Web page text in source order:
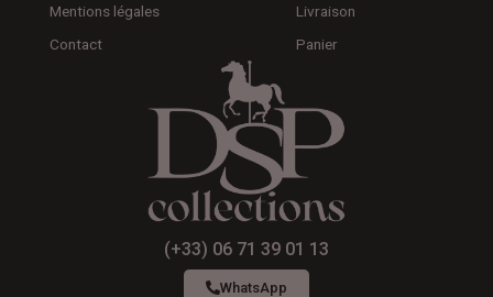
Mentions légales
Contact
Livraison
Panier
(+33) 06 71 39 01 13
WhatsApp